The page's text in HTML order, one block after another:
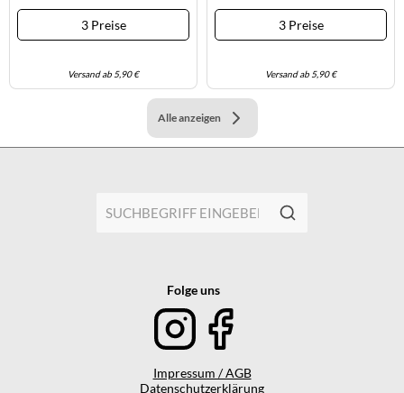
3 Preise
Versand ab 5,90 €
3 Preise
Versand ab 5,90 €
Alle anzeigen
Folge uns
Impressum / AGB
Datenschutzerklärung